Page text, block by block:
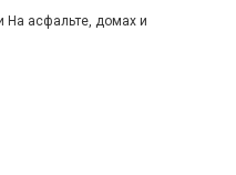
На асфальте, домах и